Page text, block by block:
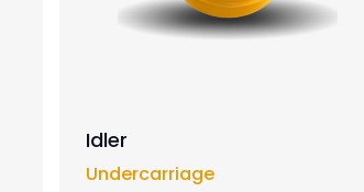
Idler
Undercarriage